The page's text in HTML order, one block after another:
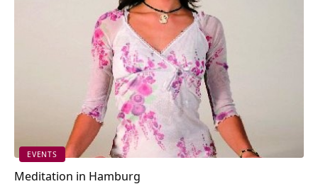
EVENTS
Meditation in Hamburg